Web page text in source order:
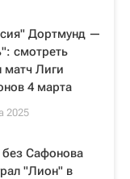
Дортмунд —
смотреть
матч Лиги
4 марта
2025
Сафонова
"Лион" в